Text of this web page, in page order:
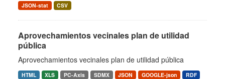
JSON-stat
CSV
Aprovechamientos vecinales plan de utilidad
pública
Aprovechamientos vecinales plan de utilidad pública
HTML XLS PC-Axis SDMX JSON GOOGLE-json
RDF